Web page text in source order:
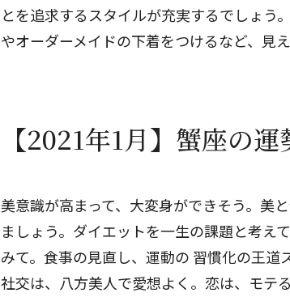
とを追求するスタイルが充実するでしょう
やオーダーメイドの下着をつけるなど、見
【2021年1月】蟹座の運
美意識が高まって、大変身ができそう。美
ましょう。ダイエットを一生の課題と考え
みて。食事の見直し、運動の 習慣化の王道
社交は、八方美人で愛想よく。恋は、モテ